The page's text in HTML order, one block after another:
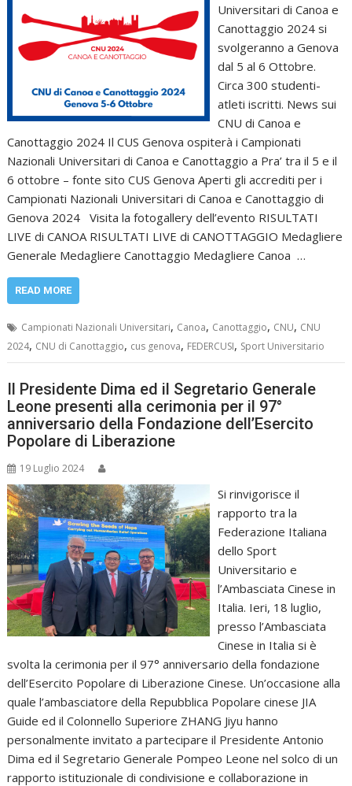
Universitari di Canoa e
Canottaggio 2024 si
svolgeranno a Genova
dal 5 al 6 Ottobre.
Circa 300 studenti-
atleti iscritti. News sui
CNU di Canoa e
Canottaggio 2024 Il CUS Genova ospiterà i Campionati
Nazionali Universitari di Canoa e Canottaggio a Pra’ tra il 5 e il
6 ottobre – fonte sito CUS Genova Aperti gli accrediti per i
Campionati Nazionali Universitari di Canoa e Canottaggio di
Genova 2024 Visita la fotogallery dell’evento RISULTATI
LIVE di CANOA RISULTATI LIVE di CANOTTAGGIO Medagliere
Generale Medagliere Canottaggio Medagliere Canoa …
READ MORE
Campionati Nazionali Universitari, Canoa, Canottaggio, CNU, CNU
2024, CNU di Canottaggio, cus genova, FEDERCUSI, Sport Universitario
Il Presidente Dima ed il Segretario Generale
Leone presenti alla cerimonia per il 97°
anniversario della Fondazione dell’Esercito
Popolare di Liberazione
19 Luglio 2024
Si rinvigorisce il
rapporto tra la
Federazione Italiana
dello Sport
Universitario e
l’Ambasciata Cinese in
Italia. Ieri, 18 luglio,
presso l’Ambasciata
Cinese in Italia si è
svolta la cerimonia per il 97° anniversario della fondazione
dell’Esercito Popolare di Liberazione Cinese. Un’occasione alla
quale l’ambasciatore della Repubblica Popolare cinese JIA
Guide ed il Colonnello Superiore ZHANG Jiyu hanno
personalmente invitato a partecipare il Presidente Antonio
Dima ed il Segretario Generale Pompeo Leone nel solco di un
rapporto istituzionale di condivisione e collaborazione in